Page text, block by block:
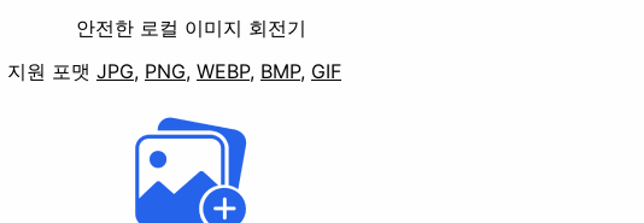
안전한 로컬 이미지 회전기
지원 포맷 JPG, PNG, WEBP, BMP, GIF